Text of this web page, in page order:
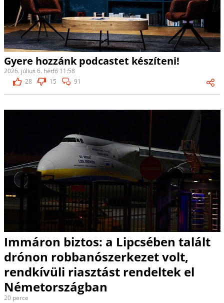
Gyere hozzánk podcastet készíteni!
2026. július 6. hétfő 11:58
28
15 91
Immáron biztos: a Lipcsében talált
drónon robbanószerkezet volt,
rendkívüli riasztást rendeltek el
Németországban
20 perce